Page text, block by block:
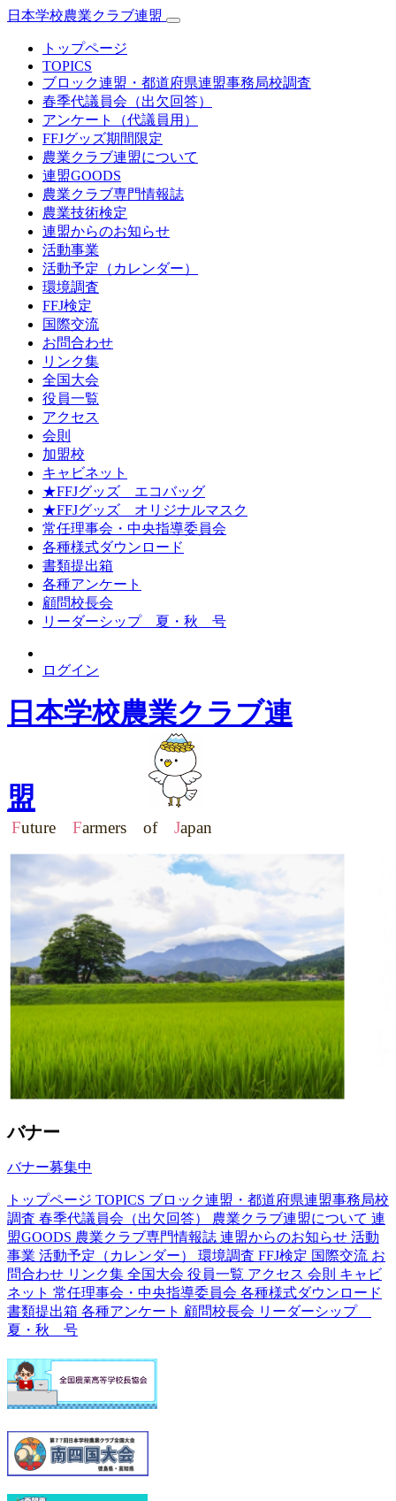
日本学校農業クラブ連盟
トップページ
TOPICS
ブロック連盟・都道府県連盟事務局校調査
春季代議員会（出欠回答）
アンケート（代議員用）
FFJグッズ期間限定
農業クラブ連盟について
連盟GOODS
農業クラブ専門情報誌
農業技術検定
連盟からのお知らせ
活動事業
活動予定（カレンダー）
環境調査
FFJ検定
国際交流
お問合わせ
リンク集
全国大会
役員一覧
アクセス
会則
加盟校
キャビネット
★FFJグッズ エコバッグ
★FFJグッズ オリジナルマスク
常任理事会・中央指導委員会
各種様式ダウンロード
書類提出箱
各種アンケート
顧問校長会
リーダーシップ 夏・秋 号
ログイン
日本学校農業クラブ連
盟
Future Farmers of Japan
バナー
バナー募集中
トップページ TOPICS ブロック連盟・都道府県連盟事務局校
調査 春季代議員会（出欠回答） 農業クラブ連盟について 連
盟GOODS 農業クラブ専門情報誌 連盟からのお知らせ 活動
事業 活動予定（カレンダー） 環境調査 FFJ検定 国際交流 お
問合わせ リンク集 全国大会 役員一覧 アクセス 会則 キャビ
ネット 常任理事会・中央指導委員会 各種様式ダウンロード
書類提出箱 各種アンケート 顧問校長会 リーダーシップ
夏・秋 号